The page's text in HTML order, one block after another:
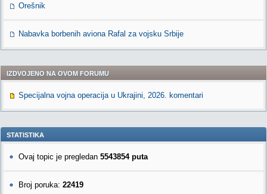
Orešnik
Nabavka borbenih aviona Rafal za vojsku Srbije
IZDVOJENO NA OVOM FORUMU
Specijalna vojna operacija u Ukrajini, 2026. komentari
STATISTIKA
Ovaj topic je pregledan 5543854 puta
Broj poruka: 22419